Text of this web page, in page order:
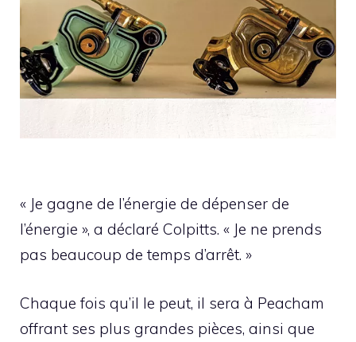
« Je gagne de l’énergie de dépenser de
l’énergie », a déclaré Colpitts. « Je ne prends
pas beaucoup de temps d’arrêt. »
Chaque fois qu’il le peut, il sera à Peacham
offrant ses plus grandes pièces, ainsi que